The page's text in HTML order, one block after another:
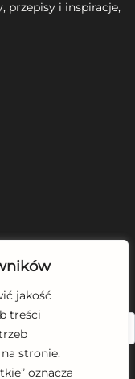
jakość
treści
stronie.
oznacza
przepisy i inspiracje,